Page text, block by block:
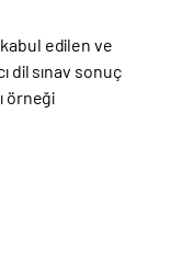
edilen ve
dil sınav sonuç
örneği